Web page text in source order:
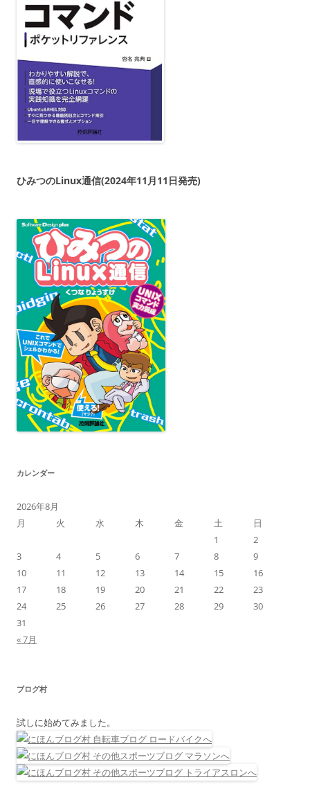
ひみつのLinux通信(2024年11月11日発売)
カレンダー
2026年8月
月
火 水 木 金 土
日
1
2
3
4 5 6 7 8
9
10
11 12 13 14 15
16
17
18 19 20 21 22
23
24
25 26 27 28 29
30
31
« 7月
ブログ村
試しに始めてみました。